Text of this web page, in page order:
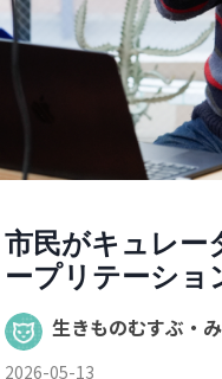
市民がキュレー
ープリテーショ
生きものむすぶ・
2026-05-13